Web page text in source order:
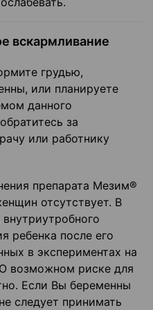
вскармливание
грудью,
или планируете
данного
за
или работнику
препарата Мезим®
отсутствует. В
ребенка после его
в экспериментах на
возможном риске для
Если Вы беременны
следует принимать